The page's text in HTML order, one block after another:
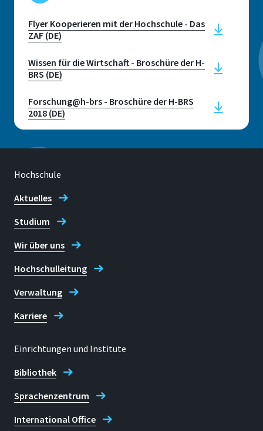
Standort
Sankt Augustin
Raum
E 234
Adresse
Granthamallee 20
53757 Sankt Augustin
Telefon
+49 2241 865 602
Standort
Rheinbach
I 207
Adresse
von-Liebig-Str. 20
53359, Rheinbach
Flyer Kooperieren mit der Hochschule - Das
ZAF (DE)
Wissen für die Wirtschaft - Broschüre der H-
BRS (DE)
Forschung@h-brs - Broschüre der H-BRS
2018 (DE)
Hochschule
Aktuelles
Studium
Wir über uns
Hochschulleitung
Verwaltung
Karriere
Einrichtungen und Institute
Bibliothek
Sprachenzentrum
International Office